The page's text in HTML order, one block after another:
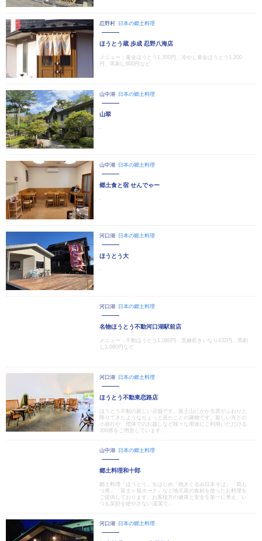
忍野村 日本の郷土料理
ほうとう蔵 歩成 忍野八海店
メニュー：黄金ほうとう1,300円、冷やし黄金ほうとう1,200
円、馬刺し600円など
山中湖 日本の郷土料理
山翠
-
山中湖 日本の郷土料理
郷土食と宿 せんでゃー
-
河口湖 日本の郷土料理
ほうとう大
-
河口湖 日本の郷土料理
名物ほうとう不動河口湖駅前店
メニュー：不動ほうとう1,080円、黒糖炊きいなり432円、馬刺
し1,080円など
河口湖 日本の郷土料理
ほうとう不動東恋路店
ほうとう不動の新しい店舗です。富士山にかかる雲がふわりと
降りてきたようなちょっと見たことの建物です。親しい方との
小旅行や、団体でのお越しなど様々な用途にご利用いただける
300席をご用意しています...
山中湖 日本の郷土料理
郷土料理和十郎
郷土料理「ほうとう」をはじめ「挽きぐるみ日本そば」「鶏も
つ煮」「富士ヶ嶺ポーク」など地元産の食材を使ったお料理を
ご提供しております。お客様方の健康と安全を第一に考え、い
つも笑顔を絶やさない清潔で...
河口湖 日本の郷土料理